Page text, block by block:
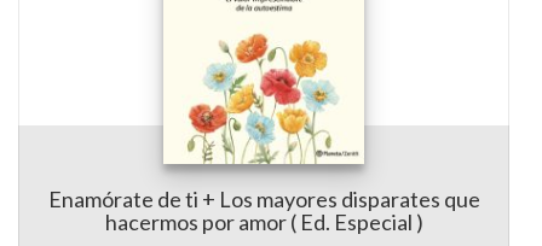
Enamórate de ti + Los mayores disparates que
hacermos por amor ( Ed. Especial )